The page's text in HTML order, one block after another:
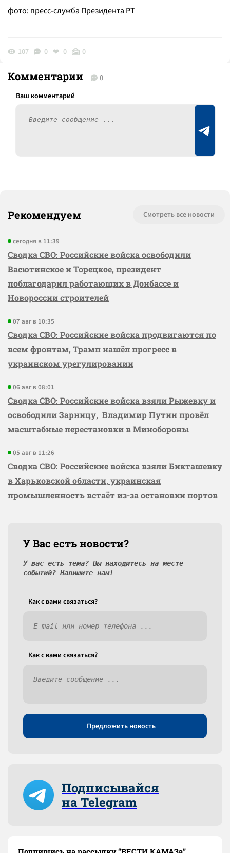
фото: пресс-служба Президента РТ
107 0 0 0
Комментарии 0
Рекомендуем Смотреть все новости
сегодня в 11:39
Сводка СВО: Российские войска освободили
Васютинское и Торецкое, президент
поблагодарил работающих в Донбассе и
Новороссии строителей
07 авг в 10:35
Сводка СВО: Российские войска продвигаются по
всем фронтам, Трамп нашёл прогресс в
украинском урегулировании
06 авг в 08:01
Сводка СВО: Российские войска взяли Рыжевку и
освободили Зарницу, Владимир Путин провёл
масштабные перестановки в Минобороны
05 авг в 11:26
Сводка СВО: Российские войска взяли Бикташевку
в Харьковской области, украинская
промышленность встаёт из-за остановки портов
У Вас есть новости?
У вас есть тема? Вы находитесь на месте
событий? Напишите нам!
Как c вами связаться?
Как c вами связаться?
Предложить новость
Подписывайся
на Telegram